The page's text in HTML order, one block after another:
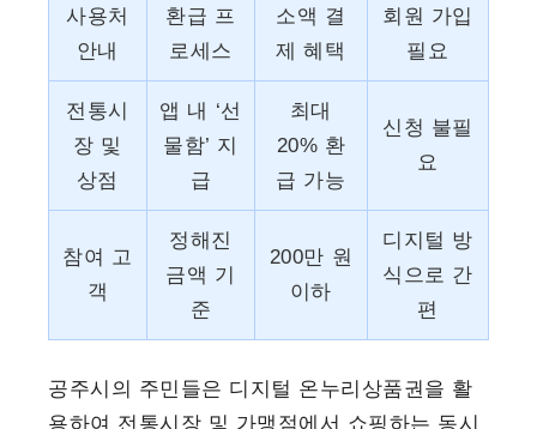
사용처
안내
환급 프
로세스
소액 결
제 혜택
회원 가입
필요
전통시
장 및
상점
앱 내 ‘선
물함’ 지
급
최대
20% 환
급 가능
신청 불필
요
참여 고
객
정해진
금액 기
준
200만 원
이하
디지털 방
식으로 간
편
공주시의 주민들은 디지털 온누리상품권을 활
용하여 전통시장 및 가맹점에서 쇼핑하는 동시